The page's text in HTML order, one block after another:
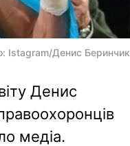
Istagram/Денис Беринчик
Денис
медіа.